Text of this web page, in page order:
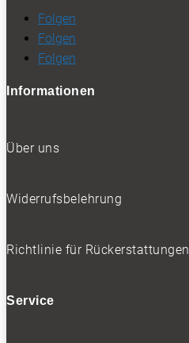
Folgen
Folgen
Folgen
Informationen
Über uns
Widerrufsbelehrung
Richtlinie für Rückerstattungen
Service